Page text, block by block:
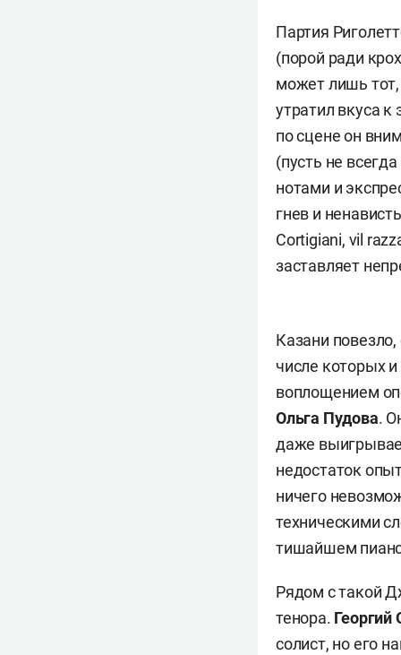
Партия
(порой ради
может лишь тот,
утратил вкуса
по сцене он
(пусть не
нотами и
гнев и
Cortigiani, vil
заставляет
Казани
числе которых
воплощением
Ольга Пудова.
даже
недостаток
ничего
техническими
тишайшем
Рядом с такой
тенора. Георгий
солист, но его